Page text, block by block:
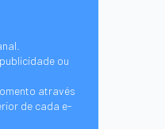
ou
através
de cada e-